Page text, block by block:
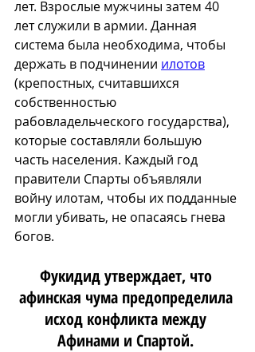
лет. Взрослые мужчины затем 40
лет служили в армии. Данная
система была необходима, чтобы
держать в подчинении илотов
(крепостных, считавшихся
собственностью
рабовладельческого государства),
которые составляли большую
часть населения. Каждый год
правители Спарты объявляли
войну илотам, чтобы их подданные
могли убивать, не опасаясь гнева
богов.
Фукидид утверждает, что
афинская чума предопределила
исход конфликта между
Афинами и Спартой.